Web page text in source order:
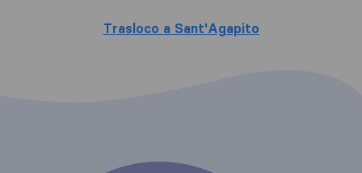
Trasloco a Sant'Agapito